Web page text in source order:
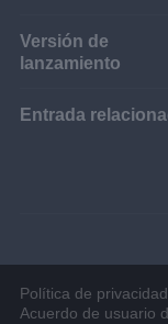
Versión de
lanzamiento
Entrada
Política de
Acuerdo de usuario